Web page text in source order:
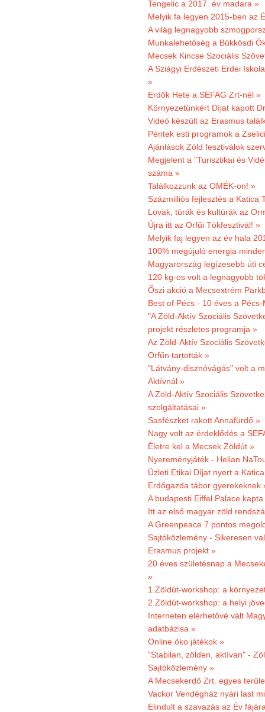
Tengelic a 2017. év madara »
Melyik fa legyen 2015-ben az
A világ legnagyobb
Munkalehetőség a Bükkösdi
Mecsek Kincse Szociális
A Sziágyi Erdészeti Erdei
»
Erdők Hete a SEFAG Zrt-nél »
Környezetünkért Díjat kapott
Videó készült az Erasmus
Péntek esti programok a
Ajánlások Zöld fesztiválok
Megjelent a "Turisztikai és
száma »
Találkozzunk az OMÉK-on! »
Százmilliós fejlesztés a Katica
Lovak, túrák és kultúrák az
Újra itt az Orfűi Tökfesztivál! »
Melyik faj legyen az év hala
100% megújuló energia
Magyarország legízesebb úti
120 kg-os volt a legnagyobb
Őszi akció a Mecsextrém
Best of Pécs - 10 éves a
"A Zöld-Aktív Szociális
projekt részletes programja »
Az Zöld-Aktív Szociális
Orfűn tartották »
"Látvány-disznóvágás" volt a
Aktívnál »
A Zöld-Aktív Szociális
szolgáltatásai »
Sasfészket rakott Annafürdő »
Nagy volt az érdeklődés a
Életre kel a Mecsek Zöldút »
Nyereményjáték - Helian
Üzleti Etikai Díjat nyert a
Erdőgazda tábor gyerekeknek
A budapesti Eiffel Palace
Itt az első magyar zöld
A Greenpeace 7 pontos
Sajtóközlemény - Sikeresen
Erasmus projekt »
20 éves születésnap a
»
1.Zöldút-workshop: a
2.Zöldút-workshop: a helyi
Interneten elérhetővé vált
adatbázisa »
Online öko játékok »
"Stabilan, zölden, aktívan" -
Sajtóközlemény »
A Mecsekerdő Zrt. egyes
Vackor Vendégház nyári last
Elindult a szavazás az Év